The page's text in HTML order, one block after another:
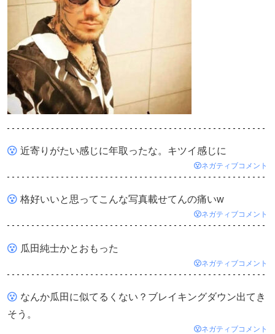
近寄りがたい感じに年取ったな。キツイ感じに
ネガティブコメント
格好いいと思ってこんな写真載せてんの痛いw
ネガティブコメント
瓜田純士かとおもった
ネガティブコメント
なんか瓜田に似てるくない？ブレイキングダウン出てき
そう。
ネガティブコメント